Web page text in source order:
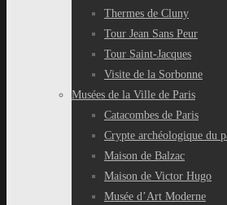
Thermes de Cluny
Tour Jean Sans Peur
Tour Saint-Jacques
Visite de la Sorbonne
Musées de la Ville de Paris
Catacombes de Paris
Crypte archéologique du
Maison de Balzac
Maison de Victor Hugo
Musée d’Art Moderne